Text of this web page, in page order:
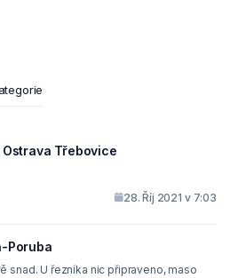
Třebovice
28. Říj 2021 v 7:03
Poruba
snad. U řezníka nic připraveno, maso